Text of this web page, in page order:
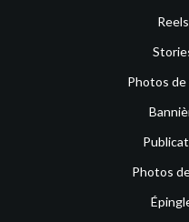
Photos
Photos